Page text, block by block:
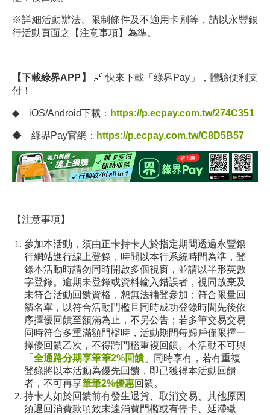
※詳細活動辦法、限制條件及不適用卡別等，請以永豐銀
行活動頁面之【注意事項】為準。
【下載綠界APP】
🔗 快來下載「綠界Pay」，體驗便利支
付！
◆ iOS/Android下載： https://p.ecpay.com.tw/274C351
◆ 綠界Pay官網： https://p.ecpay.com.tw/C8D5B57
【注意事項】
參加本活動，須由正卡持卡人於指定期間透過永豐銀
行網站進行線上登錄，時間以本行系統時間為準，登
錄本活動時請勿同時開啟多個視窗，並請以半形英數
字登錄。逾期未登錄或資料輸入錯誤者，視同放棄及
未符合活動回饋資格，恕無法補登參加；符合限量回
饋名單，以符合活動門檻且同時成功登錄時間先後依
序擇優回饋至額滿為止，不另公告；若多筆交易交易
同時符合多重滿額門檻時，活動期間每歸戶僅限擇一
擇優回饋乙次，不得跨門檻重複回饋。本活動不可與
「 全通路分期享筆筆2%回饋」同時享有，若有重複
登錄將以本活動為優先回饋，即已獲得本活動回饋
者，不可再享筆筆2%優惠回饋。
持卡人如於回饋前有發生退貨、取消交易、其他原因
須退回消費款項致未達消費門檻或有停卡、延滯繳